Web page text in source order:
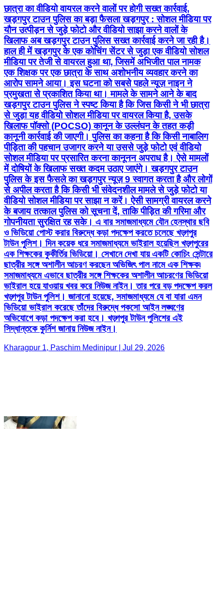
मीडिया पर तेजी से वायरल हुआ था, जिसमें अभिजीत पाल नामक
एक शिक्षक पर एक छात्रा के साथ अशोभनीय व्यवहार करने का
आरोप सामने आया। इस घटना को सबसे पहले न्यूज़ नाइन ने
प्रमुखता से प्रकाशित किया था। मामले के सामने आने के बाद
खड़गपुर टाउन पुलिस ने स्पष्ट किया है कि जिस किसी ने भी छात्रा
से जुड़ा यह वीडियो सोशल मीडिया पर वायरल किया है, उसके
खिलाफ पॉक्सो (POCSO) कानून के उल्लंघन के तहत कड़ी
कानूनी कार्रवाई की जाएगी। पुलिस का कहना है कि किसी नाबालिग
पीड़िता की पहचान उजागर करने या उससे जुड़े फोटो एवं वीडियो
सोशल मीडिया पर प्रसारित करना कानूनन अपराध है। ऐसे मामलों
में दोषियों के खिलाफ सख्त कदम उठाए जाएंगे। खड़गपुर टाउन
पुलिस के इस फैसले का खड़गपुर न्यूज़ 9 स्वागत करता है और लोगों
से अपील करता है कि किसी भी संवेदनशील मामले से जुड़े फोटो या
वीडियो सोशल मीडिया पर साझा न करें। ऐसी सामग्री वायरल करने
के बजाय तत्काल पुलिस को सूचना दें, ताकि पीड़ित की गरिमा और
गोपनीयता सुरक्षित रह सके। এ বার সমাজমাধ্যমে যৌন হেনস্থার ছবি
ও ভিডিয়ো পোস্ট করার বিরুদ্ধে কড়া পদক্ষেপ করতে চলেছে খড়্গপুর
টাউন পুলিশ। দিন কয়েক ধরে সমাজমাধ্যমে ভাইরাল হয়েছিল খড়্গপুরের
এক শিক্ষকের কুকীর্তির ভিডিয়ো। সেখানে দেখা যায় একটি কোচিং সেন্টারে
ছাত্রীর সঙ্গে অশালীন আচরণ করছেন অভিজিৎ পাল নামে এক শিক্ষক৷
সমাজমাধ্যমে এভাবে ছাত্রীর সঙ্গে শিক্ষকের অশালীন আচরণের ভিডিয়ো
ভাইরাল হয়ে যাওয়ায় খবর করে নিউজ নাইন। তার পরে বড় পদক্ষেপ করল
খড়্গপুর টাউন পুলিশ। জানানো হয়েছে, সমাজমাধ্যমে যে বা যারা এমন
ভিডিয়ো ভাইরাল করেছে তাঁদের বিরুদ্ধে পকসো আইন লঙ্ঘণের
অভিযোগে কড়া পদক্ষেপ করা হবে। খড়্গপুর টাউন পুলিশের এই
সিদ্ধান্তকে কুর্নিশ জানায় নিউজ নাইন।
Kharagpur 1, Paschim Medinipur | Jul 29, 2026